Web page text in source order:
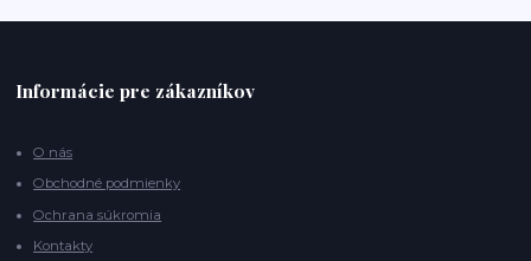
Informácie pre zákazníkov
O nás
Obchodné podmienky
Ochrana súkromia
Kontakty